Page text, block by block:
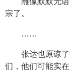
宗了。
……
张达也原谅
们，他们可能实